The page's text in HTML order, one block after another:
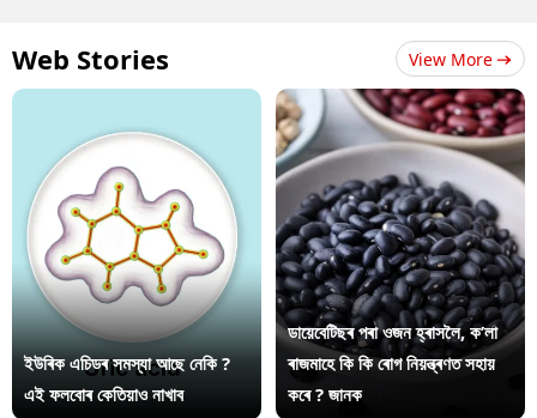
Web Stories View More
ইউৰিক এচিডৰ সমস্যা আছে নেকি ?
এই ফলবোৰ কেতিয়াও নাখাব
ডায়েবেটিছৰ পৰা ওজন হ্ৰাসলৈ, ক’লা
ৰাজমাহে কি কি ৰোগ নিয়ন্ত্ৰণত সহায়
কৰে ? জানক